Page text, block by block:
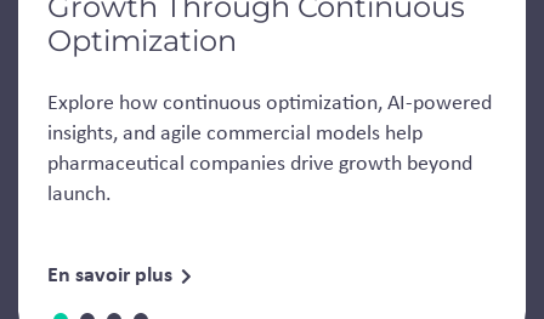
Optimization
Explore how continuous optimization, AI-powered
insights, and agile commercial models help
pharmaceutical companies drive growth beyond
launch.
En savoir plus